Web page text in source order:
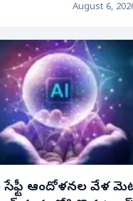
August 6,
సేఫ్టీ ఆందోళనల వేళ